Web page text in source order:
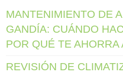
MANTENIMIENTO DE
GANDÍA: CUÁNDO
POR QUÉ TE AHORRA
REVISIÓN DE